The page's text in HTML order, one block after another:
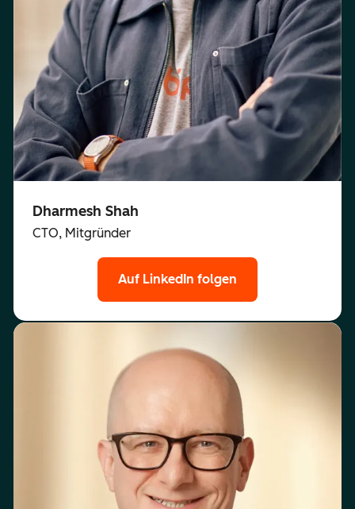
Dharmesh Shah
CTO, Mitgründer
Auf LinkedIn folgen